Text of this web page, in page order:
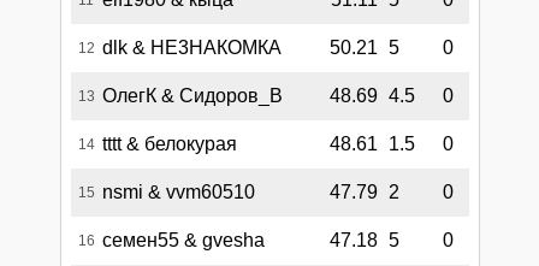
12 dlk & НЕ3НАКОМКА 50.21 5 0
13 ОлегК & Сидоров_В 48.69 4.5 0
14 tttt & белокурая 48.61 1.5 0
15 nsmi & vvm60510 47.79 2 0
16 семен55 & gvesha 47.18 5 0